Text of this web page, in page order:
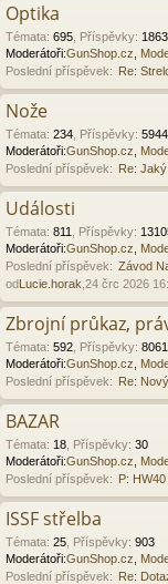
Optika
Témata: 695 Příspěvky:
Moderátoři:GunShop.cz
Poslední příspěvek: Re:
Nože
Témata: 234 Příspěvky: 5944
Moderátoři:GunShop.cz
Poslední příspěvek: Re:
Události
Témata: 811 Příspěvky:
Moderátoři:GunShop.cz
Poslední příspěvek: Závod
odLucie.horak ,24 črc 2026
Zbrojní průkaz,
Témata: 592 Příspěvky: 8061
Moderátoři:GunShop.cz
Poslední příspěvek: Re:
BAZAR
Témata: 18 Příspěvky: 30
Moderátoři:GunShop.cz
Poslední příspěvek: P: HW40
ISSF střelba
Témata: 25 Příspěvky: 903
Moderátoři:GunShop.cz
Poslední příspěvek: Re: